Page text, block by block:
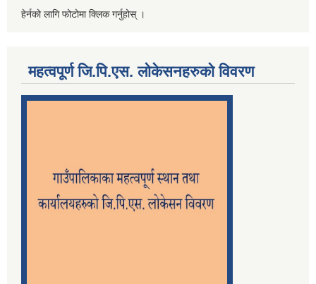
हेर्नको लागि फोटोमा क्लिक गर्नुहोस् ।
महत्वपूर्ण जि.पि.एस. लोकेसनहरुको विवरण